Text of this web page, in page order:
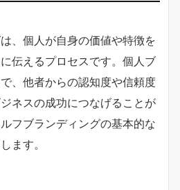
、個人が自身の価値や特徴を
伝えるプロセスです。個人ブ
、他者からの認知度や信頼度
ネスの成功につなげることが
フブランディングの基本的な
ます。